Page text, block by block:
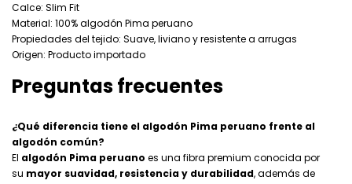
Calce: Slim Fit
Material: 100% algodón Pima peruano
Propiedades del tejido: Suave, liviano y resistente a arrugas
Origen: Producto importado
Preguntas frecuentes
¿Qué diferencia tiene el algodón Pima peruano frente al
algodón común?
El algodón Pima peruano es una fibra premium conocida por
su mayor suavidad, resistencia y durabilidad, además de